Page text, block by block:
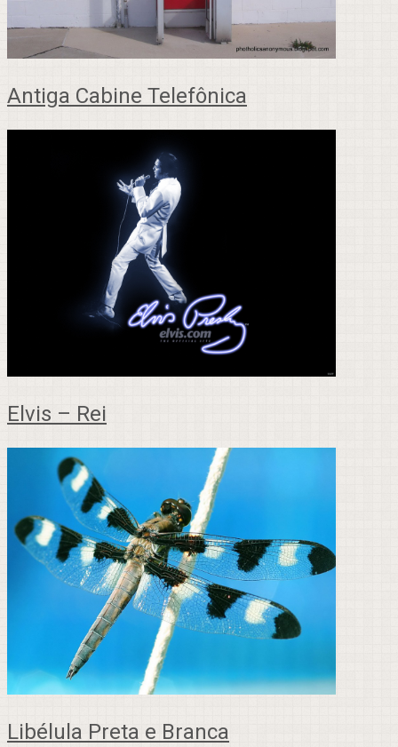
Antiga Cabine Telefônica
Elvis – Rei
Libélula Preta e Branca